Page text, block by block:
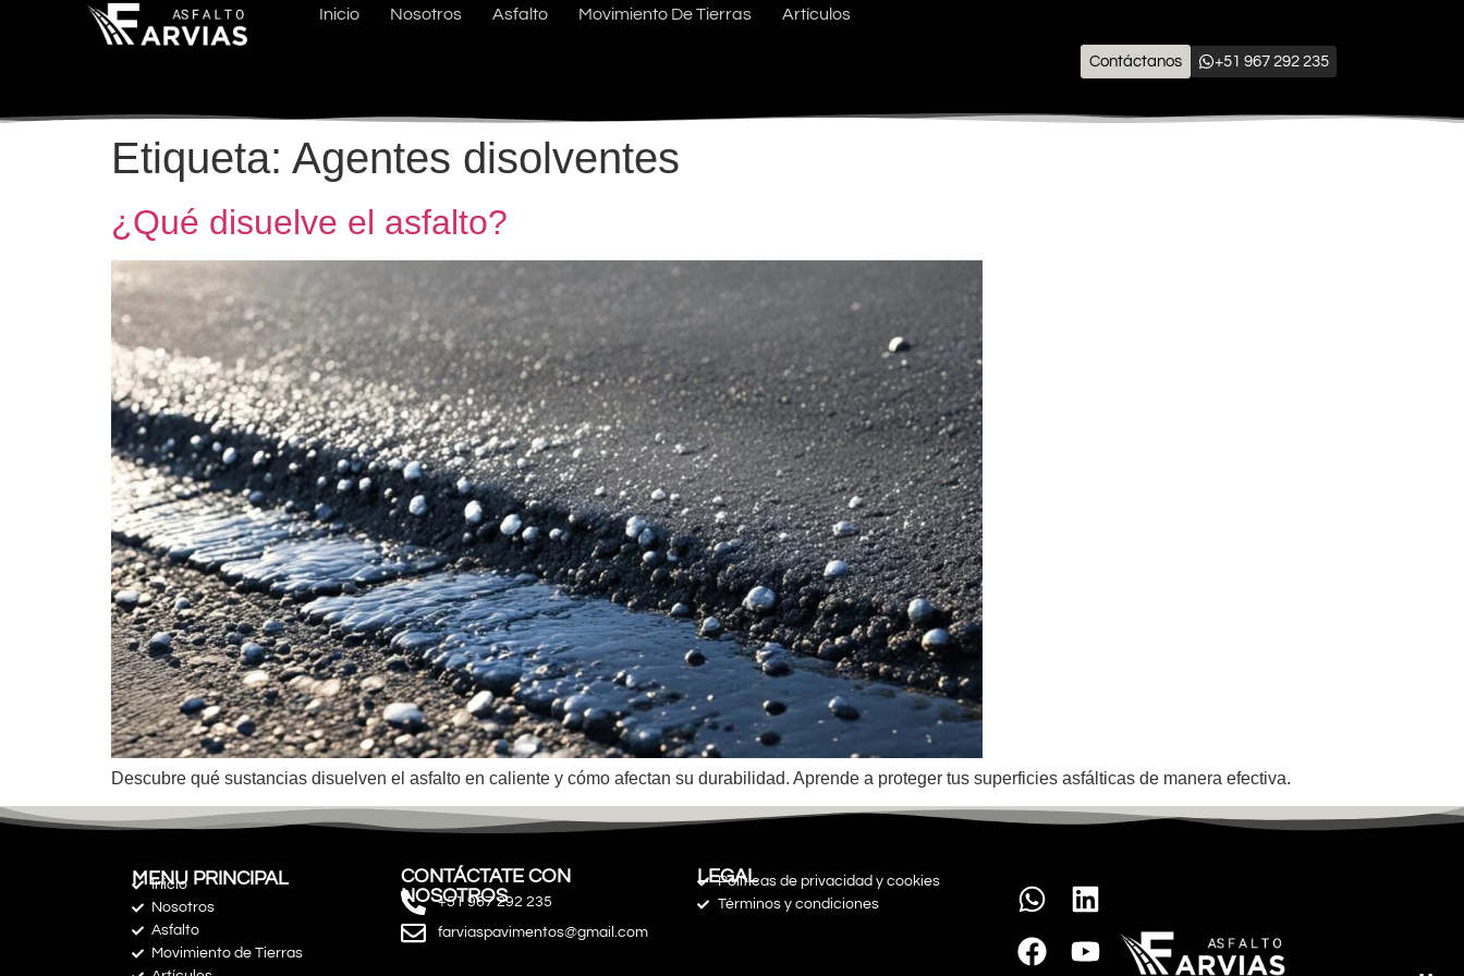
Inicio Nosotros Asfalto Movimiento De Tierras Artículos
Contáctanos +51 967 292 235
Etiqueta: Agentes disolventes
¿Qué disuelve el asfalto?
Descubre qué sustancias disuelven el asfalto en caliente y cómo afectan su durabilidad. Aprende a proteger tus superficies asfálticas de manera efectiva.
MENU PRINCIPAL
Inicio
Nosotros
Asfalto
Movimiento de Tierras
CONTÁCTATE CON
NOSOTROS
+51 967 292 235
farviaspavimentos@gmail.com
Políticas de privacidad y cookies
Términos y condiciones
LEGAL